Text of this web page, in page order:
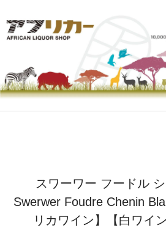
スワーワー フードル
Swerwer Foudre Chenin
リカワイン】【白ワイ